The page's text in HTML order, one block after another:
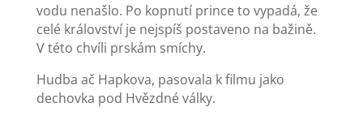
vodu nenašlo. Po kopnutí prince to vypadá, že
celé království je nejspíš postaveno na bažině.
V této chvíli prskám smíchy.
Hudba ač Hapkova, pasovala k filmu jako
dechovka pod Hvězdné války.